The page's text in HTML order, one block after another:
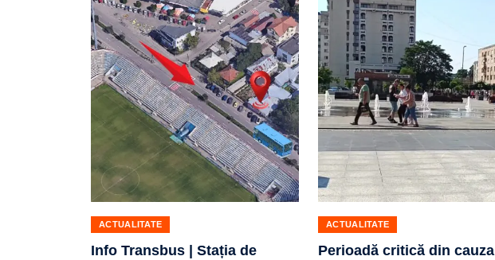
ACTUALITATE
Info Transbus | Stația de
ACTUALITATE
Perioadă critică din cauza